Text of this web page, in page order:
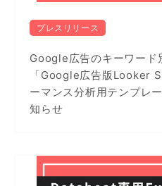
プレスリリース
Google広告のキーワード
「Google広告版Looker
ーマンス分析用テンプレ
知らせ